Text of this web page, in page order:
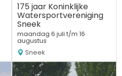
175 jaar Koninklijke
Watersportvereniging
Sneek
maandag 6 juli t/m 16
augustus
Sneek